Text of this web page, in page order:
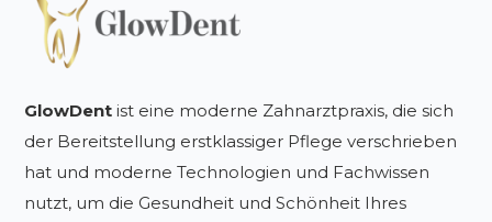
GlowDent ist eine moderne Zahnarztpraxis, die sich
der Bereitstellung erstklassiger Pflege verschrieben
hat und moderne Technologien und Fachwissen
nutzt, um die Gesundheit und Schönheit Ihres